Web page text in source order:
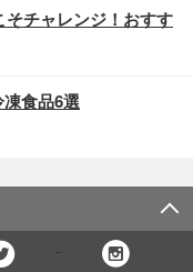
チャレンジ！おすす
食品6選